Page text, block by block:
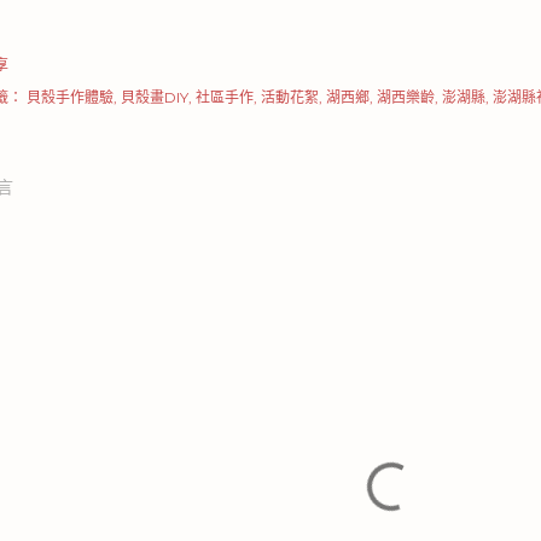
： 貝殼手作體驗 貝殼畫DIY 社區手作 活動花絮 湖西鄉 湖西樂齡 澎湖縣 澎湖縣